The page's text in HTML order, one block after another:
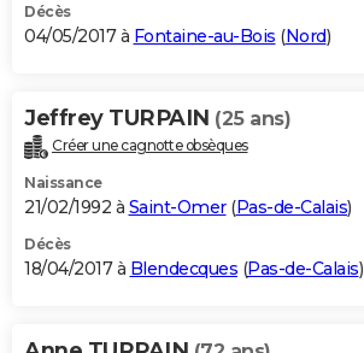
Décès
04/05/2017 à Fontaine-au-Bois (Nord)
Jeffrey TURPAIN (25 ans)
Créer une cagnotte obsèques
Naissance
21/02/1992 à Saint-Omer(Pas-de-Calais)
Décès
18/04/2017 à Blendecques (Pas-de-Calais)